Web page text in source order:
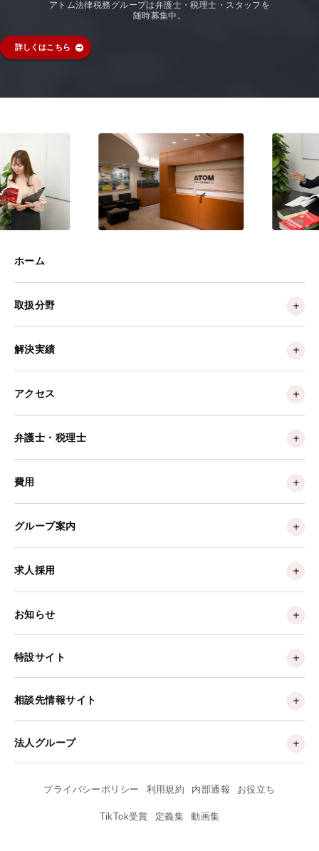
アトム法律税務グループは弁護士・税理士・スタッフを
随時募集中。
詳しくはこちら
ホーム
取扱分野
解決実績
アクセス
弁護士・税理士
費用
グループ案内
求人採用
お知らせ
特設サイト
相談先情報サイト
法人グループ
プライバシーポリシー 利用規約 内部通報 お役立ち
TikTok受賞 定義集 動画集